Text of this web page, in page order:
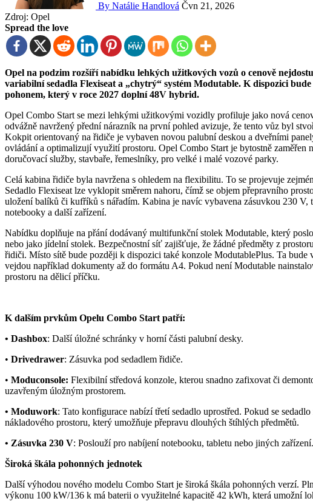
By Natálie Handlová Čvn 21, 2026
Zdroj: Opel
Spread the love
Opel na podzim rozšíří nabídku lehkých užitkových vozů o cenově nejdostupnější verzi Combo Start. Model nabídne
variabilní sedadla Flexiseat a „chytrý“ systém Modutable. K dispozici
pohonem, který v roce 2027 doplní 48V hybrid.
Opel Combo Start se mezi lehkými užitkovými vozidly profiluje jako nová
odvážně navržený přední nárazník na první pohled avizuje, že tento vůz byl
Kokpit orientovaný na řidiče je vybaven novou palubní deskou a dveřními
ovládání a optimalizují využití prostoru. Opel Combo Start je bytostně zaměřen
doručovací služby, stavbaře, řemeslníky, pro velké i malé vozové parky.
Celá kabina řidiče byla navržena s ohledem na flexibilitu. To se projevuje
Sedadlo Flexiseat lze vyklopit směrem nahoru, čímž se objem přepravního
uložení balíků či kufříků s nářadím. Kabina je navíc vybavena zásuvkou 230 V,
notebooky a další zařízení.
Nabídku doplňuje na přání dodávaný multifunkční stolek Modutable, který
nebo jako jídelní stolek. Bezpečnostní síť zajišťuje, že žádné předměty z
řidiči. Místo sítě bude později k dispozici také konzole ModutablePlus. Ta bude
vejdou například dokumenty až do formátu A4. Pokud není Modutable
prostoru na dělicí příčku.
K dalším prvkům Opelu Combo Start patří:
• Dashbox: Další úložné schránky v horní části palubní desky.
• Drivedrawer: Zásuvka pod sedadlem řidiče.
• Moduconsole: Flexibilní středová konzole, kterou snadno zafixovat či
uzavřeným úložným prostorem.
• Moduwork: Tato konfigurace nabízí třetí sedadlo uprostřed. Pokud se
nákladového prostoru, který umožňuje přepravu dlouhých štíhlých předmětů.
• Zásuvka 230 V: Poslouží pro nabíjení notebooku, tabletu nebo jiných zařízení.
Široká škála pohonných jednotek
Další výhodou nového modelu Combo Start je široká škála pohonných verzí.
výkonu 100 kW/136 k má baterii o využitelné kapacitě 42 kWh, která umožní